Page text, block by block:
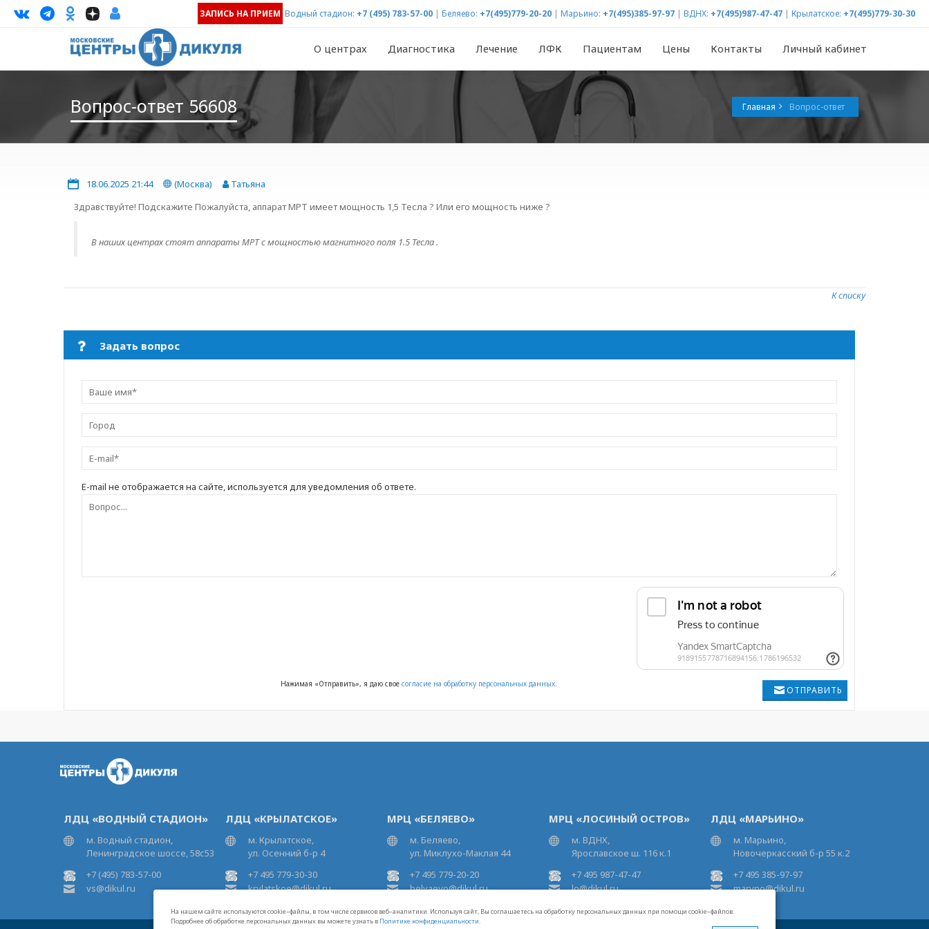
На нашем сайте используются cookie–файлы, в том числе сервисов веб–аналитики. Используя сайт, Вы соглашаетесь на обработку персональных данных при помощи cookie–файлов.
Подробнее об обработке персональных данных вы можете узнать в Политике конфиденциальности.
ЗАПИСЬ НА ПРИЕМ Водный стадион: +7 (495) 783-57-00 | Беляево: +7(495)779-20-20 | Марьино: +7(495)385-97-97 | ВДНХ: +7(495)987-47-47 | Крылатское: +7(495)779-30-30
О центрах Диагностика Лечение ЛФК Пациентам Цены Контакты Личный кабинет
Вопрос-ответ 56608 Главная Вопрос-ответ
18.06.2025 21:44 (Москва)
Татьяна
Здравствуйте! Подскажите Пожалуйста, аппарат МРТ имеет мощность 1,5 Тесла ? Или его мощность ниже ?
В наших центрах стоят аппараты МРТ с мощностью магнитного поля 1.5 Тесла .
К списку
Задать вопрос
E-mail не отображается на сайте, используется для уведомления об ответе.
ОТПРАВИТЬ
Нажимая «Отправить», я даю свое согласие на обработку персональных данных.
ЛДЦ «ВОДНЫЙ СТАДИОН»
м. Водный стадион,
Ленинградское шоссе, 58с53
+7 (495) 783-57-00
vs@dikul.ru
ЛДЦ «КРЫЛАТСКОЕ»
м. Крылатское,
ул. Осенний б-р 4
+7 495 779-30-30
krylatskoe@dikul.ru
МРЦ «БЕЛЯЕВО»
м. Беляево,
ул. Миклухо-Маклая 44
+7 495 779-20-20
belyaevo@dikul.ru
МРЦ «ЛОСИНЫЙ ОСТРОВ»
м. ВДНХ,
Ярославское ш. 116 к.1
+7 495 987-47-47
lo@dikul.ru
ЛДЦ «МАРЬИНО»
м. Марьино,
Новочеркасский б-р 55 к.2
+7 495 385-97-97
maryno@dikul.ru